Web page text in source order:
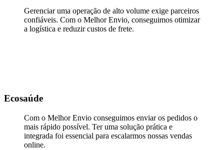
Gerenciar uma operação de alto volume exige parceiros
confiáveis. Com o Melhor Envio, conseguimos otimizar
a logística e reduzir custos de frete.
Ecosaúde
Com o Melhor Envio conseguimos enviar os pedidos o
mais rápido possível. Ter uma solução prática e
integrada foi essencial para escalarmos nossas vendas
online.